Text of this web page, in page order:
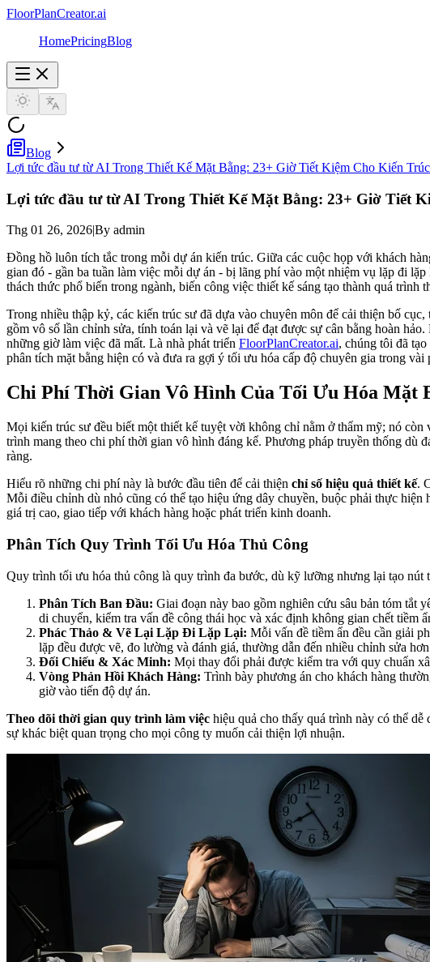
FloorPlanCreator.ai
HomePricingBlog
Blog
Lợi tức đầu tư từ AI Trong Thiết Kế Mặt Bằng: 23+ Giờ Tiết Kiệm Cho Kiến
Lợi tức đầu tư từ AI Trong Thiết Kế Mặt Bằng: 23+ Giờ Tiết
Thg 01 26, 2026|By admin
Đồng hồ luôn tích tắc trong mỗi dự án kiến trúc. Giữa các cuộc họp với khách
gian đó - gần ba tuần làm việc mỗi dự án - bị lãng phí vào một nhiệm vụ lặp đi lặp
thách thức phổ biến trong ngành, biến công việc thiết kế sáng tạo thành quá trình
Trong nhiều thập kỷ, các kiến trúc sư đã dựa vào chuyên môn để cải thiện bố
gồm vô số lần chỉnh sửa, tính toán lại và vẽ lại để đạt được sự cân bằng hoàn
những giờ làm việc đã mất. Là nhà phát triển FloorPlanCreator.ai, chúng tôi đã
phân tích mặt bằng hiện có và đưa ra gợi ý tối ưu hóa cấp độ chuyên gia trong vài
Chi Phí Thời Gian Vô Hình Của Tối Ưu Hóa Mặt
Mọi kiến trúc sư đều biết một thiết kế tuyệt vời không chỉ nằm ở thẩm mỹ; nó
trình mang theo chi phí thời gian vô hình đáng kể. Phương pháp truyền thống dù
ràng.
Hiểu rõ những chi phí này là bước đầu tiên để cải thiện chỉ số hiệu quả thiết kế.
Mỗi điều chỉnh dù nhỏ cũng có thể tạo hiệu ứng dây chuyền, buộc phải thực
giá trị cao, giao tiếp với khách hàng hoặc phát triển kinh doanh.
Phân Tích Quy Trình Tối Ưu Hóa Thủ Công
Quy trình tối ưu hóa thủ công là quy trình đa bước, dù kỹ lưỡng nhưng lại tạo nút
Phân Tích Ban Đầu: Giai đoạn này bao gồm nghiên cứu sâu bản tóm tắt
di chuyển, kiểm tra vấn đề công thái học và xác định không gian chết tiềm
Phác Thảo & Vẽ Lại Lặp Đi Lặp Lại: Mỗi vấn đề tiềm ẩn đều cần giải
lặp đều được vẽ, đo lường và đánh giá, thường dẫn đến nhiều chỉnh sửa
Đối Chiếu & Xác Minh: Mọi thay đổi phải được kiểm tra với quy chuẩn
Vòng Phản Hồi Khách Hàng: Trình bày phương án cho khách hàng
giờ vào tiến độ dự án.
Theo dõi thời gian quy trình làm việc hiệu quả cho thấy quá trình này có thể
sự khác biệt quan trọng cho mọi công ty muốn cải thiện lợi nhuận.